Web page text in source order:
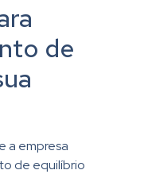
de
a empresa
de equilíbrio